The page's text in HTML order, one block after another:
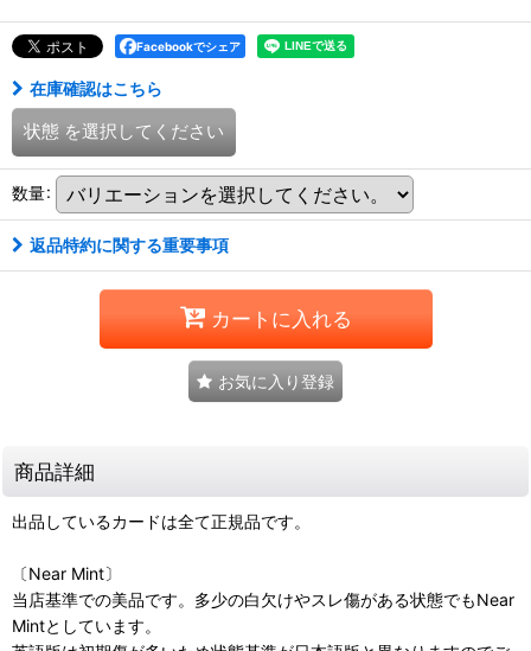
Facebookでシェア
在庫確認はこちら
状態 を選択してください
数量:
返品特約に関する重要事項
カートに入れる
お気に入り登録
商品詳細
出品しているカードは全て正規品です。
〔Near Mint〕
当店基準での美品です。多少の白欠けやスレ傷がある状態でもNear
Mintとしています。